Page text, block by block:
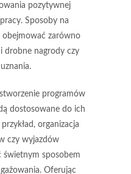
pozytywnej
Sposoby na
obejmować zarówno
drobne nagrody czy
programów
dostosowane do ich
organizacja
czy wyjazdów
świetnym sposobem
Oferując